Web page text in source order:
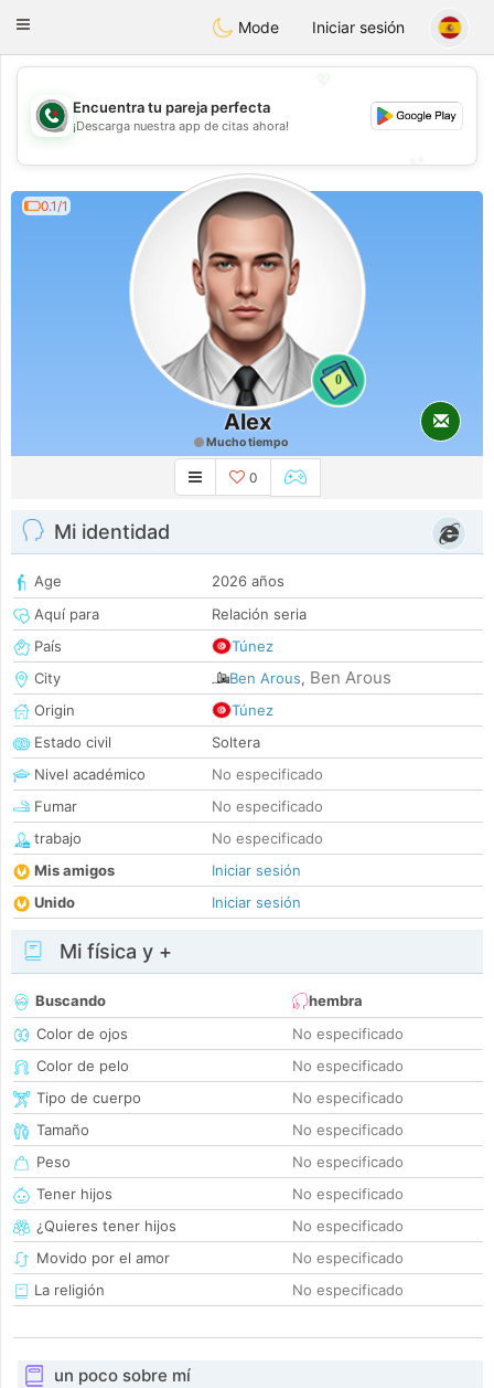
Weshrak
Toggle
Mode Iniciar sesión
💖
💕
Encuentra tu pareja perfecta
¡Descarga nuestra app de citas ahora!
0.1/1
0
Alex
Mucho tiempo
0
Mi identidad
Age
2026 años
Aquí para
Relación seria
País
Túnez
City
Ben Arous, Ben Arous
Origin
Túnez
Estado civil
Soltera
Nivel académico
No especificado
Fumar
No especificado
trabajo
No especificado
Mis amigos
Iniciar sesión
Unido
Iniciar sesión
Mi física y +
Buscando
hembra
Color de ojos
No especificado
Color de pelo
No especificado
Tipo de cuerpo
No especificado
Tamaño
No especificado
Peso
No especificado
Tener hijos
No especificado
¿Quieres tener hijos
No especificado
Movido por el amor
No especificado
La religión
No especificado
un poco sobre mí